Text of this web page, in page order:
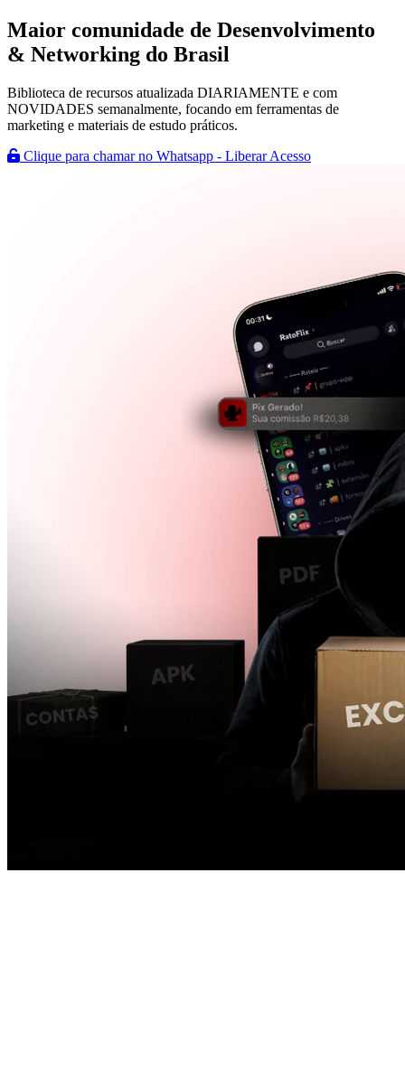
Maior comunidade de Desenvolvimento
& Networking do Brasil
Biblioteca de recursos atualizada DIARIAMENTE e com
NOVIDADES semanalmente, focando em ferramentas de
marketing e materiais de estudo práticos.
Clique para chamar no Whatsapp - Liberar Acesso